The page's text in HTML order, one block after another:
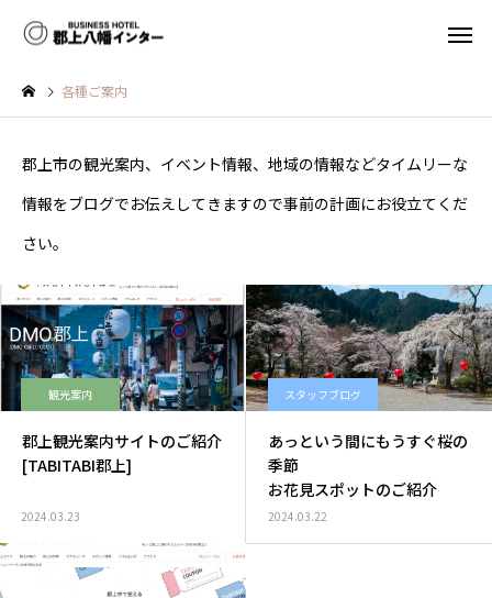
シングルルーム
観光案内
郡上観光案内サイトのご紹
介
[TABITABI郡上]
スタッフブログ
あっという間にもうす
の季節
お花見スポットのご紹
各種ご案内
郡上市の観光案内、イベント情報、地域の情報などタイムリーな
情報をブログでお伝えしてきますので事前の計画にお役立てくだ
さい。
観光案内
郡上観光案内サイトのご紹介
[TABITABI郡上]
2024.03.23
スタッフブログ
あっという間にもうすぐ桜の
季節
お花見スポットのご紹介
2024.03.22